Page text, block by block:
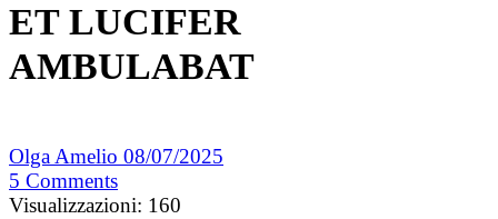
ET LUCIFER
AMBULABAT
Olga Amelio 08/07/2025
5 Comments
Visualizzazioni: 160